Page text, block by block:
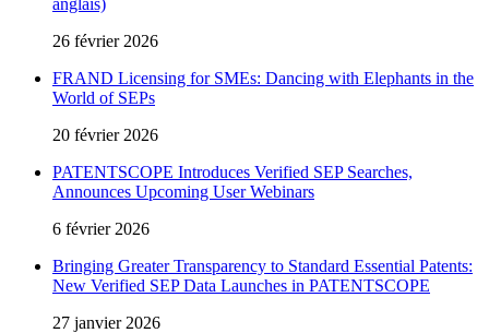
26 février 2026
FRAND Licensing for SMEs: Dancing with Elephants in the
World of SEPs
20 février 2026
PATENTSCOPE Introduces Verified SEP Searches,
Announces Upcoming User Webinars
6 février 2026
Bringing Greater Transparency to Standard Essential Patents:
New Verified SEP Data Launches in PATENTSCOPE
27 janvier 2026